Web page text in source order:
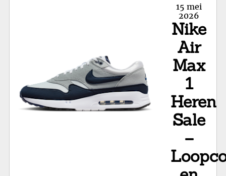
Posted
on
15 mei
2026
Nike
Air
Max
1
Heren
Sale
–